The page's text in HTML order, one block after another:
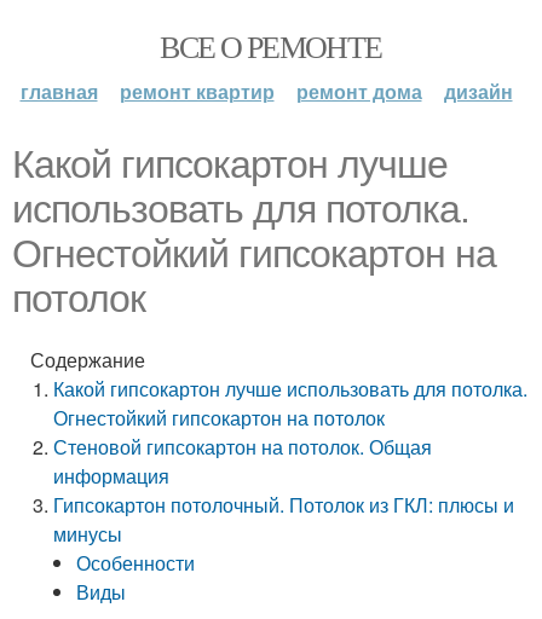
ВСЕ О РЕМОНТЕ
главная ремонт квартир ремонт дома дизайн
Какой гипсокартон лучше
использовать для потолка.
Огнестойкий гипсокартон на
потолок
Содержание
Какой гипсокартон лучше использовать для потолка.
Огнестойкий гипсокартон на потолок
Стеновой гипсокартон на потолок. Общая
информация
Гипсокартон потолочный. Потолок из ГКЛ: плюсы и
минусы
Особенности
Виды